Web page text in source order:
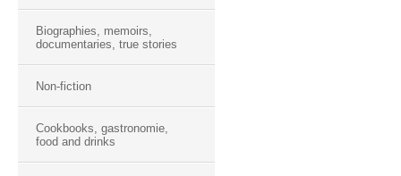
Biographies, memoirs,
documentaries, true stories
Non-fiction
Cookbooks, gastronomie,
food and drinks